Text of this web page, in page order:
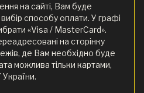
на сайті, Вам буде
способу оплати. У графі
«Visa / MasterCard».
на сторінку
де Вам необхідно буде
можлива тільки картами,